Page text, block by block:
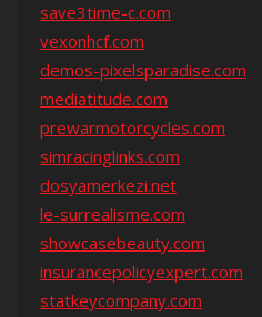
save3time-c.com
vexonhcf.com
demos-pixelsparadise.com
mediatitude.com
prewarmotorcycles.com
simracinglinks.com
dosyamerkezi.net
le-surrealisme.com
showcasebeauty.com
insurancepolicyexpert.com
statkeycompany.com